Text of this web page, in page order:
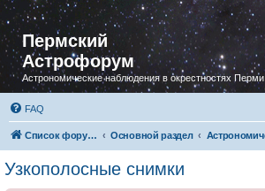
Пермский
Астрофорум
Астрономические наблюдения в окрестностях Перми
FAQ
Список форумов Основной раздел
Узкополосные снимки